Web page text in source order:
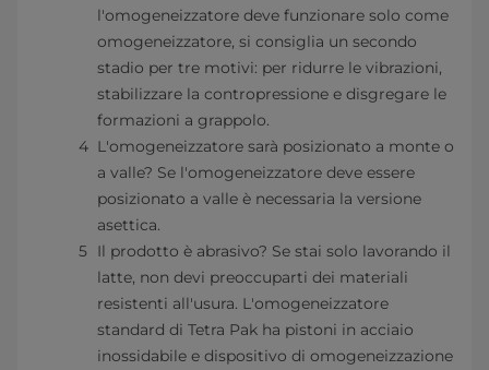
l'omogeneizzatore deve funzionare solo come
omogeneizzatore, si consiglia un secondo
stadio per tre motivi: per ridurre le vibrazioni,
stabilizzare la contropressione e disgregare le
formazioni a grappolo.
L'omogeneizzatore sarà posizionato a monte o
a valle? Se l'omogeneizzatore deve essere
posizionato a valle è necessaria la versione
asettica.
Il prodotto è abrasivo? Se stai solo lavorando il
latte, non devi preoccuparti dei materiali
resistenti all'usura. L'omogeneizzatore
standard di Tetra Pak ha pistoni in acciaio
inossidabile e dispositivo di omogeneizzazione